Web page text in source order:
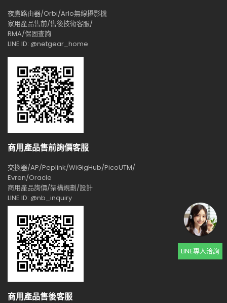
夜鷹路由器/Orbi/Arlo無線攝影機
家用產品售前/售後技術客服/
RMA/保固查詢
LINE ID: @netgear_home
商用產品售前詢價客服
交換器/AP/Peplink/WiGigHub/PicoUTM/
Evren/Oracle
商用產品詢價/架構規劃/設計
LINE ID: @nb_inquiry
商用產品售後客服
LINE專人洽詢